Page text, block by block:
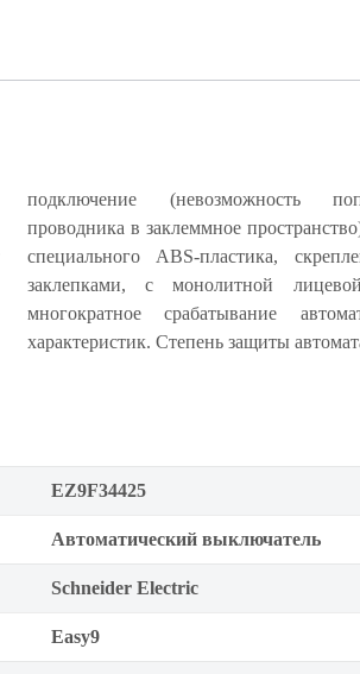
подключение (невозможность
характеристик. Степень защиты
EZ9F34425
Автоматический выключатель
Schneider Electric
Easy9